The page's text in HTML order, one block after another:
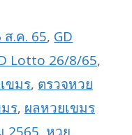
ส.ค. 65, GD
Lotto 26/8/65,
ขมร, ตรวจหวย
ร, ผลหวยเขมร